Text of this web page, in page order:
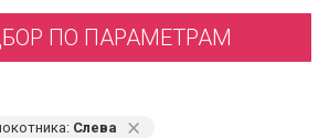
ПО ПАРАМЕТРАМ
Слева ⨯